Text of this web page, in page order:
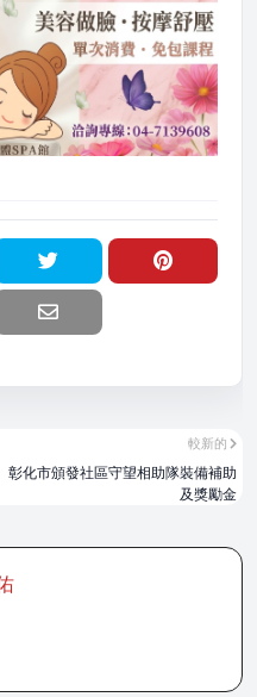
較新的
彰化市頒發社區守望相助隊裝備補助
及獎勵金